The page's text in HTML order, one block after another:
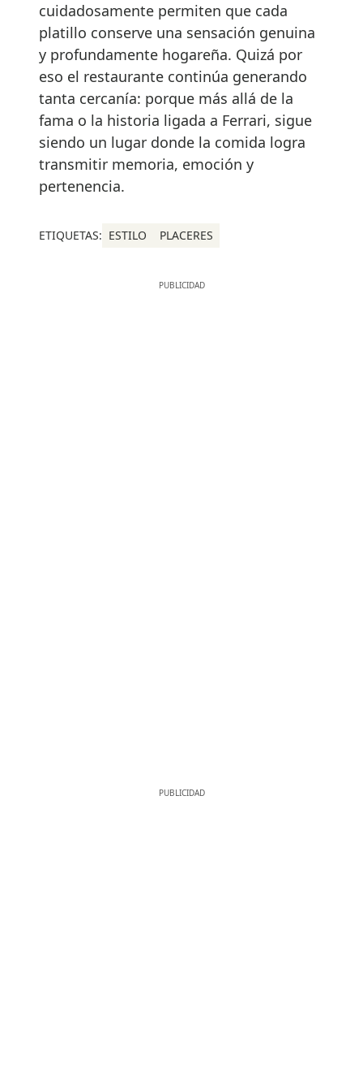
cuidadosamente permiten que cada
platillo conserve una sensación genuina
y profundamente hogareña. Quizá por
eso el restaurante continúa generando
tanta cercanía: porque más allá de la
fama o la historia ligada a Ferrari, sigue
siendo un lugar donde la comida logra
transmitir memoria, emoción y
pertenencia.
ETIQUETAS: ESTILO PLACERES